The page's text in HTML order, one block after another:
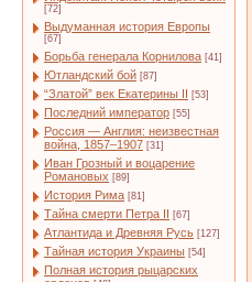
[72]
Выдуманная история Европы
[67]
Борьба генерала Корнилова [41]
Ютландский бой [87]
“Златой” век Екатерины II [53]
Последний император [55]
Россия — Англия: неизвестная
война, 1857–1907 [31]
Иван Грозный и воцарение
Романовых [89]
История Рима [81]
Тайна смерти Петра II [67]
Атлантида и Древняя Русь [127]
Тайная история Украины [54]
Полная история рыцарских